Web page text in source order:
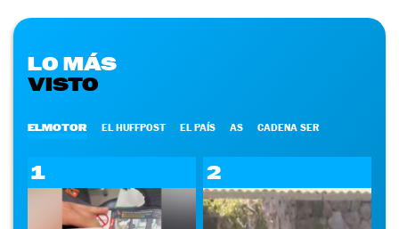
LO MÁS
VISTO
ELMOTOR EL HUFFPOST EL PAÍS AS CADENA SER
1 2